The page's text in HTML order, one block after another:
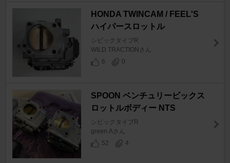
HONDA TWINCAM / FEEL'S
ハイパースロットル
シビックタイプR
WILD TRACTIONさん
6
0
SPOON ベンチュリービックス
ロットルボディー NTS
シビックタイプR
green.Aさん
52
4